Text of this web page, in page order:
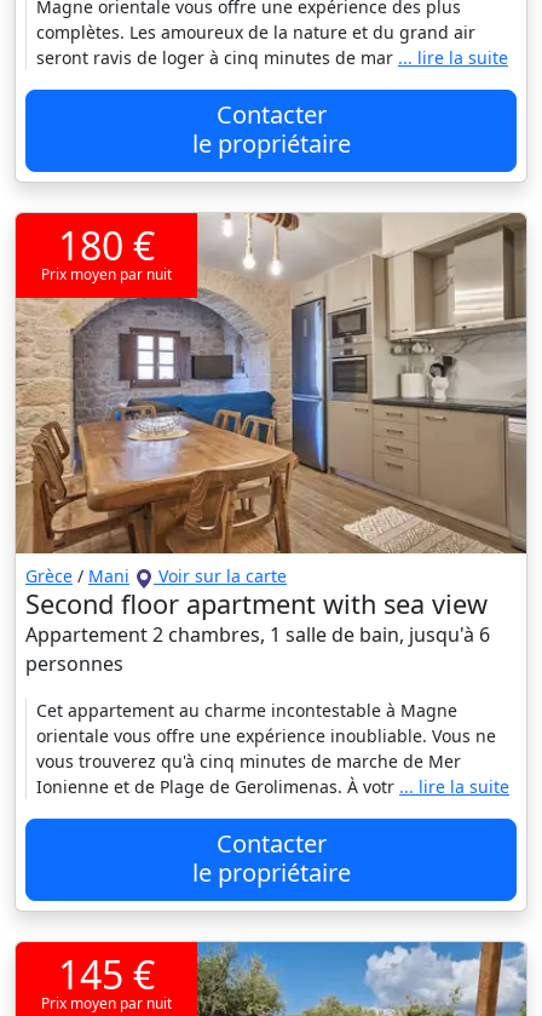
Magne orientale vous offre une expérience des plus
complètes. Les amoureux de la nature et du grand air
seront ravis de loger à cinq minutes de mar ... lire la suite
Contacter
le propriétaire
180 €
Prix moyen par nuit
Grèce / Mani Voir sur la carte
Second floor apartment with sea view
Appartement 2 chambres, 1 salle de bain, jusqu'à 6
personnes
Cet appartement au charme incontestable à Magne
orientale vous offre une expérience inoubliable. Vous ne
vous trouverez qu'à cinq minutes de marche de Mer
Ionienne et de Plage de Gerolimenas. À votr ... lire la suite
Contacter
le propriétaire
145 €
Prix moyen par nuit